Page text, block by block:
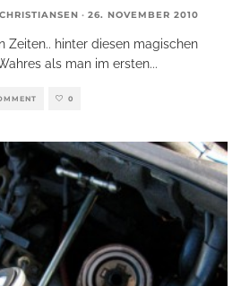
· 26. NOVEMBER 2010
Zeiten.. hinter diesen magischen
als man im ersten...
0